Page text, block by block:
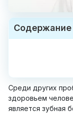
Содержание
Среди других
здоровьем
является зубная